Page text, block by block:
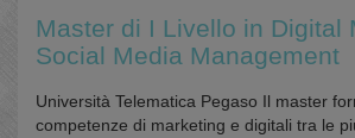
Master di I Livello in Digital
Social Media Management
Università Telematica Pegaso Il master
competenze di marketing e digitali tra le